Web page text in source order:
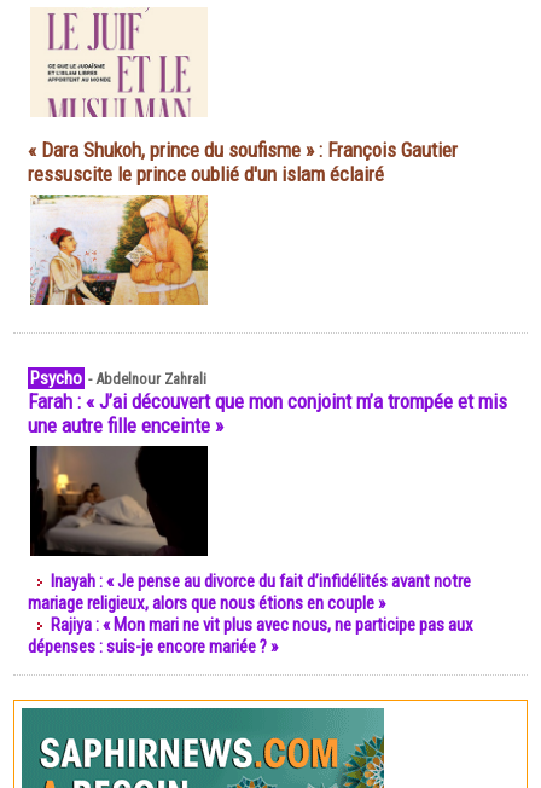
« Dara Shukoh, prince du soufisme » : François Gautier
ressuscite le prince oublié d'un islam éclairé
Psycho -Abdelnour Zahrali
Farah : « J’ai découvert que mon conjoint m’a trompée et mis
une autre fille enceinte »
Inayah : « Je pense au divorce du fait d’infidélités avant notre
mariage religieux, alors que nous étions en couple »
Rajiya : « Mon mari ne vit plus avec nous, ne participe pas aux
dépenses : suis-je encore mariée ? »